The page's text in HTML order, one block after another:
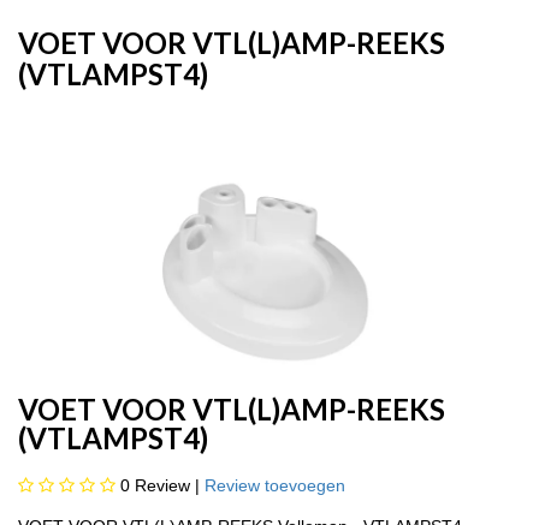
VOET VOOR VTL(L)AMP-REEKS
(VTLAMPST4)
VOET VOOR VTL(L)AMP-REEKS
(VTLAMPST4)
0 Review | Review toevoegen